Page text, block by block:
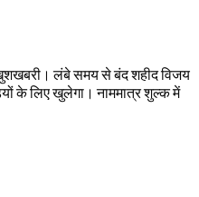
लंबे समय से बंद शहीद विजय
के लिए खुलेगा। नाममात्र शुल्क में